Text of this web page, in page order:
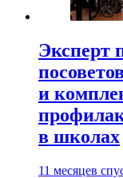
Эксперт
и
в школах
11 месяцев